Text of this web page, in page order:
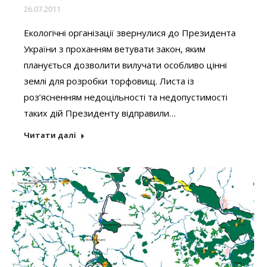
26.07.2011
Екологічні організації звернулися до Президента
України з проханням ветувати закон, яким
планується дозволити вилучати особливо цінні
землі для розробки торфовищ. Листа із
роз’ясненням недоцільності та недопустимості
таких дій Президенту відправили…
Читати далі